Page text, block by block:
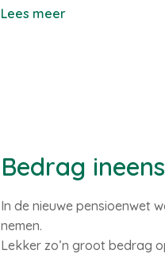
Lees meer
Bedrag
In de nieuwe pensioenwet
nemen.
Lekker zo’n groot bedrag